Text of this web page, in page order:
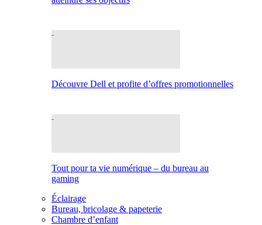
Découvre Dell et profite d’offres promotionnelles
Tout pour ta vie numérique – du bureau au
gaming
Éclairage
Bureau, bricolage & papeterie
Chambre d’enfant